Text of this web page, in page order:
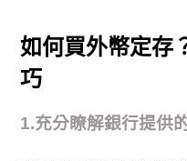
如何買外幣定存
巧
1.充分瞭解銀行提供